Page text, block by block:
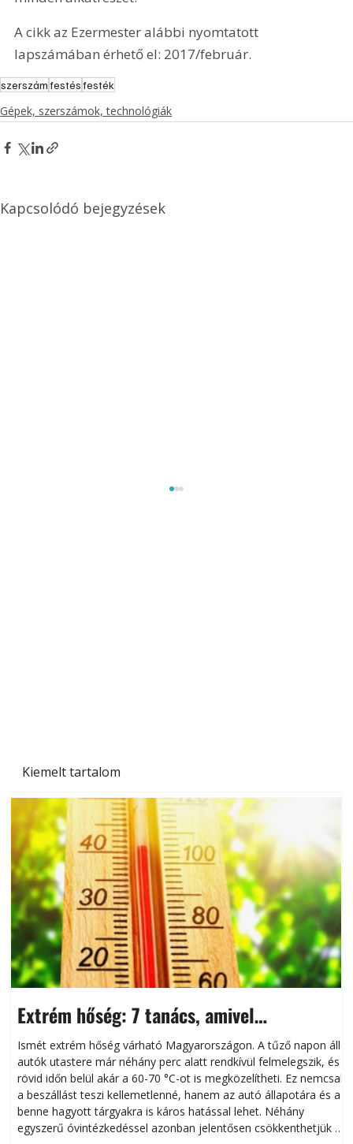
Kiemelt tartalom
Extrém hőség: 7 tanács, amivel
megóvhatjuk autónkat a nyári károktól
Ismét extrém hőség várható Magyarországon. A tűző napon álló
autók utastere már néhány perc alatt rendkívül felmelegszik, és
rövid időn belül akár a 60-70 °C-ot is megközelítheti. Ez nemcsak
a beszállást teszi kellemetlenné, hanem az autó állapotára és a
benne hagyott tárgyakra is káros hatással lehet. Néhány
egyszerű óvintézkedéssel azonban jelentősen csökkenthetjük a
A cikk az Ezermester alábbi nyomtatott
lapszámában érhető el: 2017/február.
szerszámfestésfesték
Gépek, szerszámok, technológiák
Kapcsolódó bejegyzések